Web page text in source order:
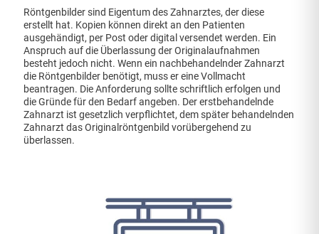
Röntgenbilder sind Eigentum des Zahnarztes, der diese
erstellt hat. Kopien können direkt an den Patienten
ausgehändigt, per Post oder digital versendet werden. Ein
Anspruch auf die Überlassung der Originalaufnahmen
besteht jedoch nicht. Wenn ein nachbehandelnder Zahnarzt
die Röntgenbilder benötigt, muss er eine Vollmacht
beantragen. Die Anforderung sollte schriftlich erfolgen und
die Gründe für den Bedarf angeben. Der erstbehandelnde
Zahnarzt ist gesetzlich verpflichtet, dem später behandelnden
Zahnarzt das Originalröntgenbild vorübergehend zu
überlassen.